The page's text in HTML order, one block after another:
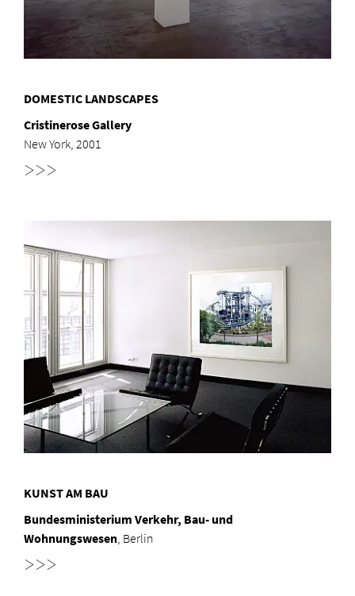
DOMESTIC LANDSCAPES
Cristinerose Gallery
New York, 2001
>>>
KUNST AM BAU
Bundesministerium Verkehr, Bau- und
Wohnungswesen, Berlin
>>>